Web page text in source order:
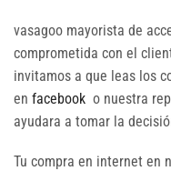
vasagoo mayorista de
comprometida con el
invitamos a que leas los
en facebook o nuestra
ayudara a tomar la
Tu compra en internet en